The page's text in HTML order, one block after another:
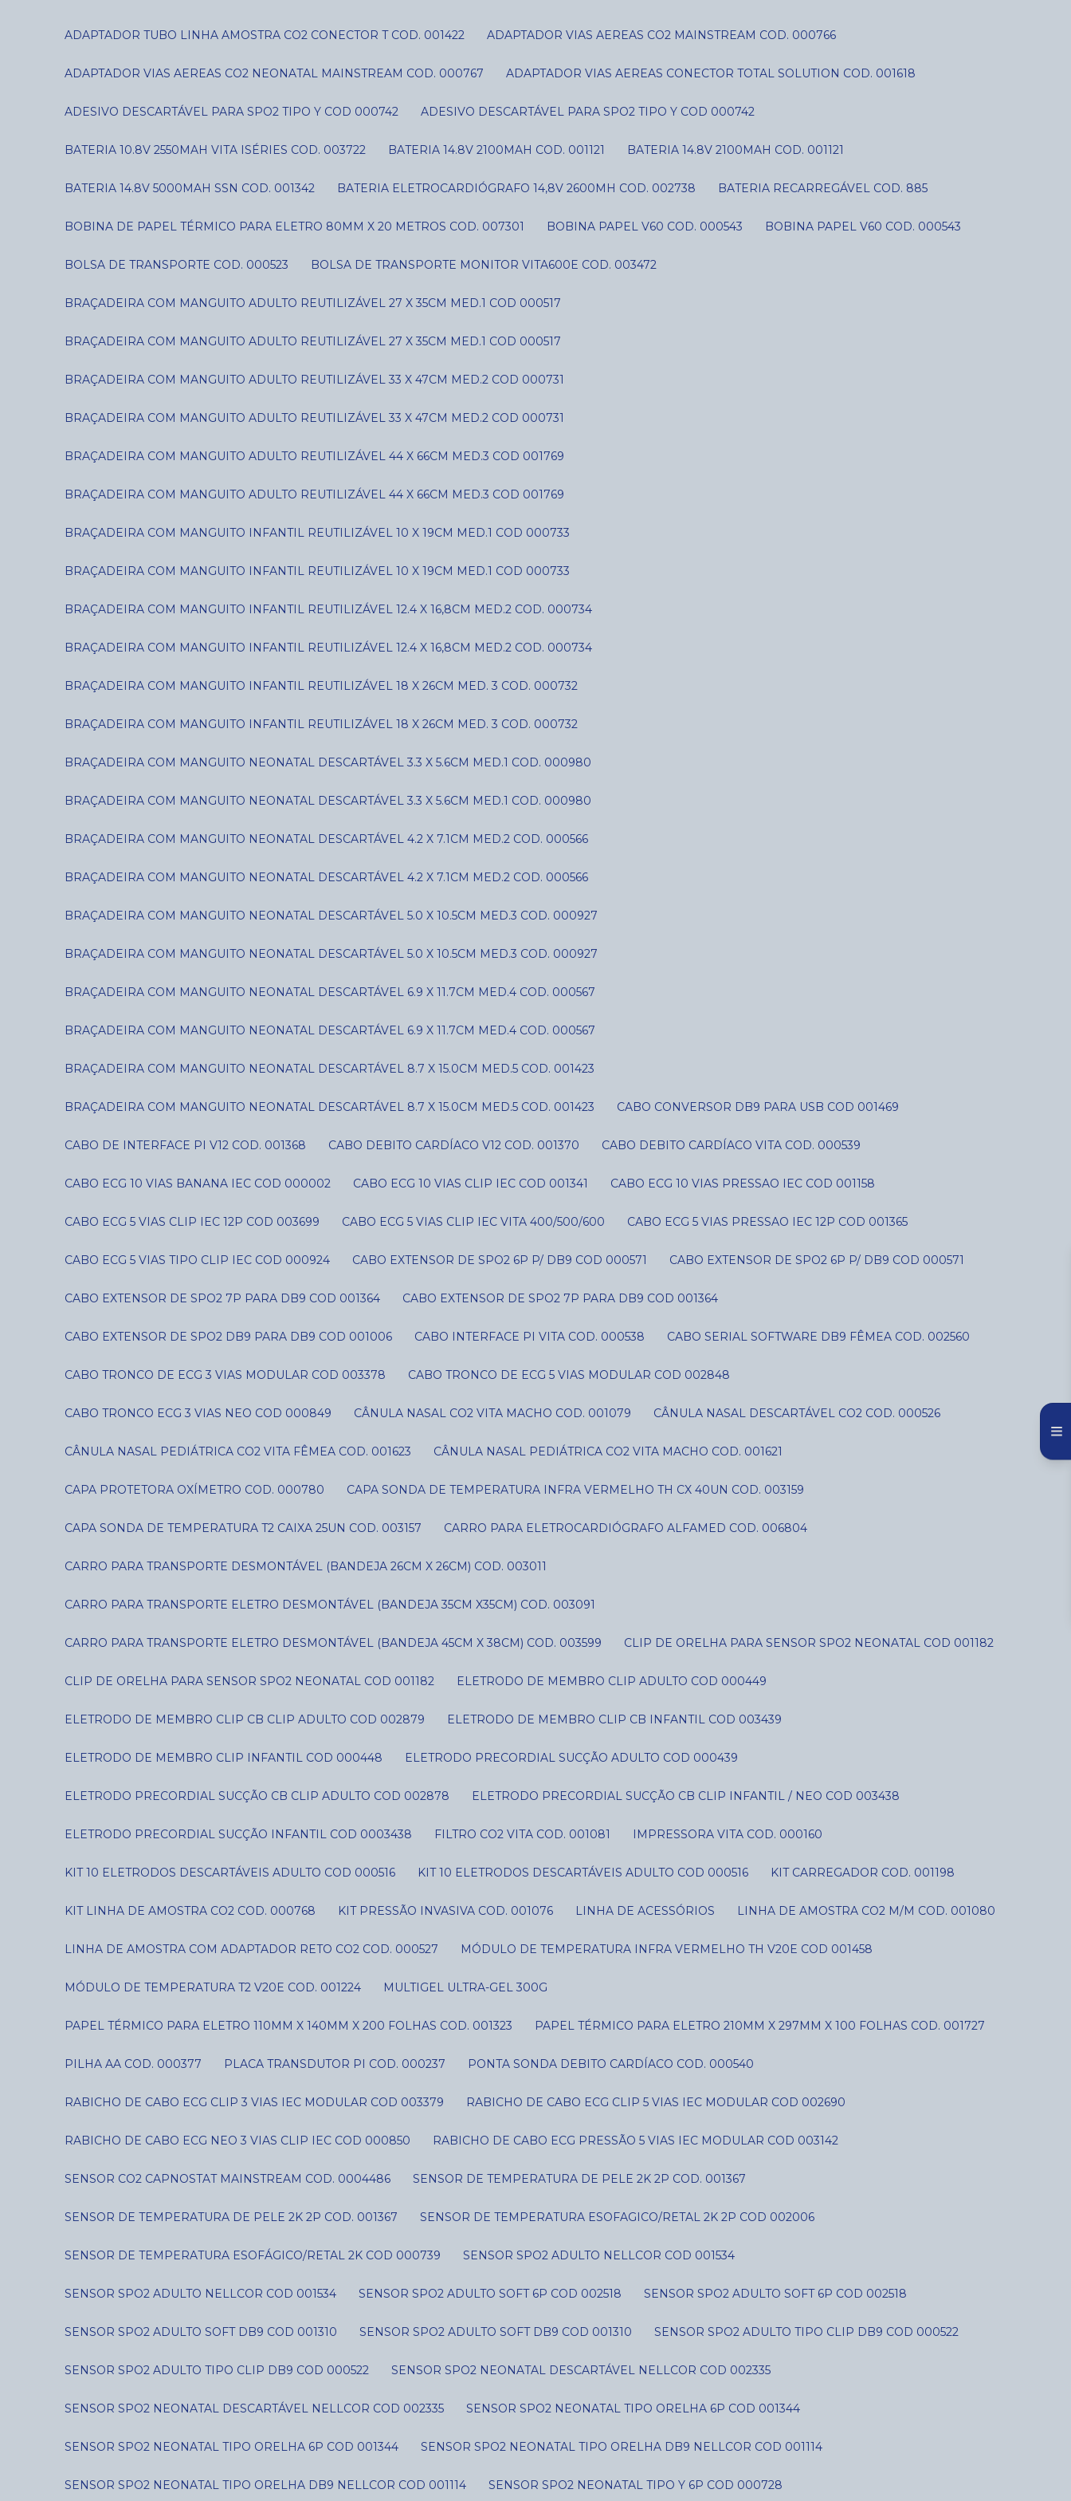
ADAPTADOR TUBO LINHA AMOSTRA CO2 CONECTOR T COD. 001422 ADAPTADOR VIAS AEREAS CO2 MAINSTREAM COD. 000766
ADAPTADOR VIAS AEREAS CO2 NEONATAL MAINSTREAM COD. 000767 ADAPTADOR VIAS AEREAS CONECTOR TOTAL SOLUTION COD. 001618
ADESIVO DESCARTÁVEL PARA SPO2 TIPO Y COD 000742 ADESIVO DESCARTÁVEL PARA SPO2 TIPO Y COD 000742
BATERIA 10.8V 2550MAH VITA ISÉRIES COD. 003722 BATERIA 14.8V 2100MAH COD. 001121 BATERIA 14.8V 2100MAH COD. 001121
BATERIA 14.8V 5000MAH SSN COD. 001342 BATERIA ELETROCARDIÓGRAFO 14,8V 2600MH COD. 002738 BATERIA RECARREGÁVEL COD. 885
BOBINA DE PAPEL TÉRMICO PARA ELETRO 80MM X 20 METROS COD. 007301 BOBINA PAPEL V60 COD. 000543 BOBINA PAPEL V60 COD. 000543
BOLSA DE TRANSPORTE COD. 000523 BOLSA DE TRANSPORTE MONITOR VITA600E COD. 003472
BRAÇADEIRA COM MANGUITO ADULTO REUTILIZÁVEL 27 X 35CM MED.1 COD 000517
BRAÇADEIRA COM MANGUITO ADULTO REUTILIZÁVEL 27 X 35CM MED.1 COD 000517
BRAÇADEIRA COM MANGUITO ADULTO REUTILIZÁVEL 33 X 47CM MED.2 COD 000731
BRAÇADEIRA COM MANGUITO ADULTO REUTILIZÁVEL 33 X 47CM MED.2 COD 000731
BRAÇADEIRA COM MANGUITO ADULTO REUTILIZÁVEL 44 X 66CM MED.3 COD 001769
BRAÇADEIRA COM MANGUITO ADULTO REUTILIZÁVEL 44 X 66CM MED.3 COD 001769
BRAÇADEIRA COM MANGUITO INFANTIL REUTILIZÁVEL 10 X 19CM MED.1 COD 000733
BRAÇADEIRA COM MANGUITO INFANTIL REUTILIZÁVEL 10 X 19CM MED.1 COD 000733
BRAÇADEIRA COM MANGUITO INFANTIL REUTILIZÁVEL 12.4 X 16,8CM MED.2 COD. 000734
BRAÇADEIRA COM MANGUITO INFANTIL REUTILIZÁVEL 12.4 X 16,8CM MED.2 COD. 000734
BRAÇADEIRA COM MANGUITO INFANTIL REUTILIZÁVEL 18 X 26CM MED. 3 COD. 000732
BRAÇADEIRA COM MANGUITO INFANTIL REUTILIZÁVEL 18 X 26CM MED. 3 COD. 000732
BRAÇADEIRA COM MANGUITO NEONATAL DESCARTÁVEL 3.3 X 5.6CM MED.1 COD. 000980
BRAÇADEIRA COM MANGUITO NEONATAL DESCARTÁVEL 3.3 X 5.6CM MED.1 COD. 000980
BRAÇADEIRA COM MANGUITO NEONATAL DESCARTÁVEL 4.2 X 7.1CM MED.2 COD. 000566
BRAÇADEIRA COM MANGUITO NEONATAL DESCARTÁVEL 4.2 X 7.1CM MED.2 COD. 000566
BRAÇADEIRA COM MANGUITO NEONATAL DESCARTÁVEL 5.0 X 10.5CM MED.3 COD. 000927
BRAÇADEIRA COM MANGUITO NEONATAL DESCARTÁVEL 5.0 X 10.5CM MED.3 COD. 000927
BRAÇADEIRA COM MANGUITO NEONATAL DESCARTÁVEL 6.9 X 11.7CM MED.4 COD. 000567
BRAÇADEIRA COM MANGUITO NEONATAL DESCARTÁVEL 6.9 X 11.7CM MED.4 COD. 000567
BRAÇADEIRA COM MANGUITO NEONATAL DESCARTÁVEL 8.7 X 15.0CM MED.5 COD. 001423
BRAÇADEIRA COM MANGUITO NEONATAL DESCARTÁVEL 8.7 X 15.0CM MED.5 COD. 001423 CABO CONVERSOR DB9 PARA USB COD 001469
CABO DE INTERFACE PI V12 COD. 001368 CABO DEBITO CARDÍACO V12 COD. 001370 CABO DEBITO CARDÍACO VITA COD. 000539
CABO ECG 10 VIAS BANANA IEC COD 000002 CABO ECG 10 VIAS CLIP IEC COD 001341 CABO ECG 10 VIAS PRESSAO IEC COD 001158
CABO ECG 5 VIAS CLIP IEC 12P COD 003699 CABO ECG 5 VIAS CLIP IEC VITA 400/500/600 CABO ECG 5 VIAS PRESSAO IEC 12P COD 001365
CABO ECG 5 VIAS TIPO CLIP IEC COD 000924 CABO EXTENSOR DE SPO2 6P P/ DB9 COD 000571 CABO EXTENSOR DE SPO2 6P P/ DB9 COD 000571
CABO EXTENSOR DE SPO2 7P PARA DB9 COD 001364 CABO EXTENSOR DE SPO2 7P PARA DB9 COD 001364
CABO EXTENSOR DE SPO2 DB9 PARA DB9 COD 001006 CABO INTERFACE PI VITA COD. 000538 CABO SERIAL SOFTWARE DB9 FÊMEA COD. 002560
CABO TRONCO DE ECG 3 VIAS MODULAR COD 003378 CABO TRONCO DE ECG 5 VIAS MODULAR COD 002848
CABO TRONCO ECG 3 VIAS NEO COD 000849 CÂNULA NASAL CO2 VITA MACHO COD. 001079 CÂNULA NASAL DESCARTÁVEL CO2 COD. 000526
CÂNULA NASAL PEDIÁTRICA CO2 VITA FÊMEA COD. 001623 CÂNULA NASAL PEDIÁTRICA CO2 VITA MACHO COD. 001621
CAPA PROTETORA OXÍMETRO COD. 000780 CAPA SONDA DE TEMPERATURA INFRA VERMELHO TH CX 40UN COD. 003159
CAPA SONDA DE TEMPERATURA T2 CAIXA 25UN COD. 003157 CARRO PARA ELETROCARDIÓGRAFO ALFAMED COD. 006804
CARRO PARA TRANSPORTE DESMONTÁVEL (BANDEJA 26CM X 26CM) COD. 003011
CARRO PARA TRANSPORTE ELETRO DESMONTÁVEL (BANDEJA 35CM X35CM) COD. 003091
CARRO PARA TRANSPORTE ELETRO DESMONTÁVEL (BANDEJA 45CM X 38CM) COD. 003599 CLIP DE ORELHA PARA SENSOR SPO2 NEONATAL COD 001182
CLIP DE ORELHA PARA SENSOR SPO2 NEONATAL COD 001182 ELETRODO DE MEMBRO CLIP ADULTO COD 000449
ELETRODO DE MEMBRO CLIP CB CLIP ADULTO COD 002879 ELETRODO DE MEMBRO CLIP CB INFANTIL COD 003439
ELETRODO DE MEMBRO CLIP INFANTIL COD 000448 ELETRODO PRECORDIAL SUCÇÃO ADULTO COD 000439
ELETRODO PRECORDIAL SUCÇÃO CB CLIP ADULTO COD 002878 ELETRODO PRECORDIAL SUCÇÃO CB CLIP INFANTIL / NEO COD 003438
ELETRODO PRECORDIAL SUCÇÃO INFANTIL COD 0003438 FILTRO CO2 VITA COD. 001081 IMPRESSORA VITA COD. 000160
KIT 10 ELETRODOS DESCARTÁVEIS ADULTO COD 000516 KIT 10 ELETRODOS DESCARTÁVEIS ADULTO COD 000516 KIT CARREGADOR COD. 001198
KIT LINHA DE AMOSTRA CO2 COD. 000768 KIT PRESSÃO INVASIVA COD. 001076 LINHA DE ACESSÓRIOS LINHA DE AMOSTRA CO2 M/M COD. 001080
LINHA DE AMOSTRA COM ADAPTADOR RETO CO2 COD. 000527 MÓDULO DE TEMPERATURA INFRA VERMELHO TH V20E COD 001458
MÓDULO DE TEMPERATURA T2 V20E COD. 001224 MULTIGEL ULTRA-GEL 300G
PAPEL TÉRMICO PARA ELETRO 110MM X 140MM X 200 FOLHAS COD. 001323 PAPEL TÉRMICO PARA ELETRO 210MM X 297MM X 100 FOLHAS COD. 001727
PILHA AA COD. 000377 PLACA TRANSDUTOR PI COD. 000237 PONTA SONDA DEBITO CARDÍACO COD. 000540
RABICHO DE CABO ECG CLIP 3 VIAS IEC MODULAR COD 003379 RABICHO DE CABO ECG CLIP 5 VIAS IEC MODULAR COD 002690
RABICHO DE CABO ECG NEO 3 VIAS CLIP IEC COD 000850 RABICHO DE CABO ECG PRESSÃO 5 VIAS IEC MODULAR COD 003142
SENSOR CO2 CAPNOSTAT MAINSTREAM COD. 0004486 SENSOR DE TEMPERATURA DE PELE 2K 2P COD. 001367
SENSOR DE TEMPERATURA DE PELE 2K 2P COD. 001367 SENSOR DE TEMPERATURA ESOFAGICO/RETAL 2K 2P COD 002006
SENSOR DE TEMPERATURA ESOFÁGICO/RETAL 2K COD 000739 SENSOR SPO2 ADULTO NELLCOR COD 001534
SENSOR SPO2 ADULTO NELLCOR COD 001534 SENSOR SPO2 ADULTO SOFT 6P COD 002518 SENSOR SPO2 ADULTO SOFT 6P COD 002518
SENSOR SPO2 ADULTO SOFT DB9 COD 001310 SENSOR SPO2 ADULTO SOFT DB9 COD 001310 SENSOR SPO2 ADULTO TIPO CLIP DB9 COD 000522
SENSOR SPO2 ADULTO TIPO CLIP DB9 COD 000522 SENSOR SPO2 NEONATAL DESCARTÁVEL NELLCOR COD 002335
SENSOR SPO2 NEONATAL DESCARTÁVEL NELLCOR COD 002335 SENSOR SPO2 NEONATAL TIPO ORELHA 6P COD 001344
SENSOR SPO2 NEONATAL TIPO ORELHA 6P COD 001344 SENSOR SPO2 NEONATAL TIPO ORELHA DB9 NELLCOR COD 001114
SENSOR SPO2 NEONATAL TIPO ORELHA DB9 NELLCOR COD 001114 SENSOR SPO2 NEONATAL TIPO Y 6P COD 000728